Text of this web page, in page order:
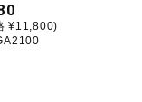
¥11,800)